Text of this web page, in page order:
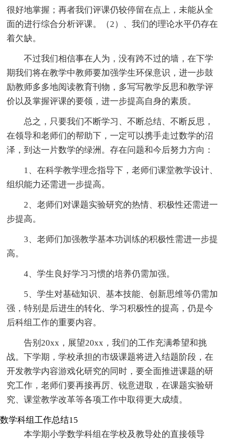
很好地掌握；再者我们评课仍较停留在点上，未能从全
面的进行综合分析评课。（2）、我们的理论水平仍存在
着欠缺。
不过我们相信事在人为，没有跨不过的墙，在下学
期我们将在教学中教师要加强学生环保意识，进一步鼓
励教师多多地阅读教育刊物，多写写教学反思和教学评
价以及掌握评课的要领，进一步提高自身的素质。
总之，只要我们不断学习、不断总结、不断反思，
在领导和老师们的帮助下，一定可以携手走过数学的沼
泽，到达一片数学的绿洲。存在问题和今后努力方向：
1、在科学教学理念指导下，老师们课堂教学设计、
组织能力还需进一步提高。
2、老师们对课题实验研究的热情、积极性还需进一
步提高。
3、老师们加强教学基本功训练的积极性需进一步提
高。
4、学生良好学习习惯的培养仍需加强。
5、学生对基础知识、基本技能、创新思维等仍需加
强，特别是后进生的转化、学习积极性的提高，仍是今
后科组工作的重要内容。
告别20xx，展望20xx，我们的工作充满希望和挑
战。下学期，学校承担的市级课题将进入结题阶段，在
开发教学内容游戏化研究的同时，要全面推进课题的研
究工作，老师们要再接再厉、锐意进取，在课题实验研
究、课堂教学改革等各项工作中取得更大成绩。
数学科组工作总结15
本学期小学数学科组在学校及教导处的直接领导